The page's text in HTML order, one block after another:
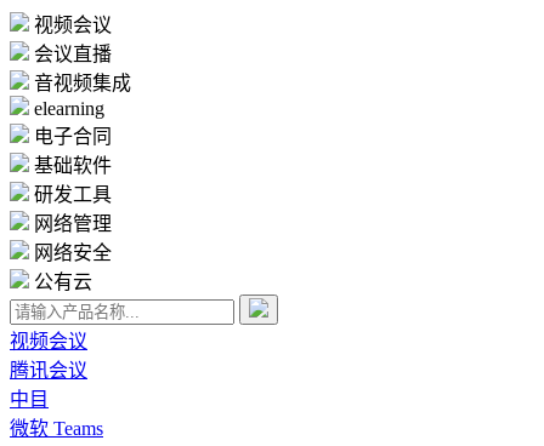
视频会议
会议直播
音视频集成
elearning
电子合同
基础软件
研发工具
网络管理
网络安全
公有云
视频会议
腾讯会议
中目
微软 Teams